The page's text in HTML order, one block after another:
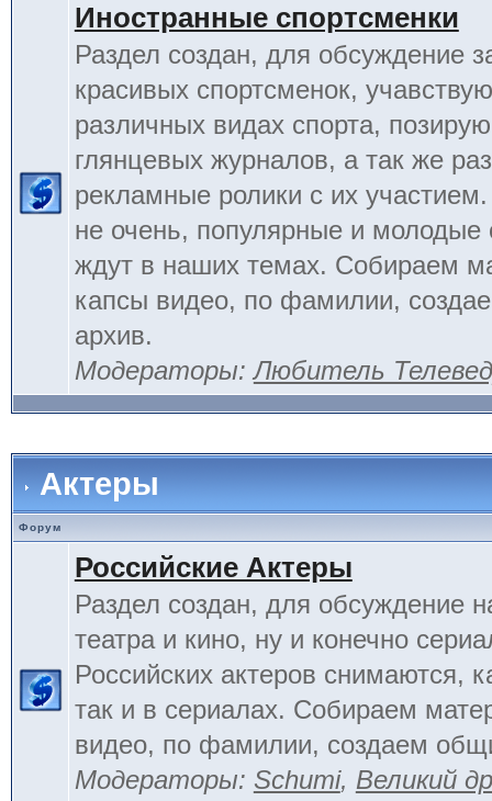
Иностранные спортсменки
Раздел создан, для обсуждение
красивых спортсменок,
различных видах спорта,
глянцевых журналов, а так же
рекламные ролики с их
не очень, популярные и молодые
ждут в наших темах. Собираем
капсы видео, по фамилии,
архив.
Модераторы:Любитель
Актеры
Форум
Российские Актеры
Раздел создан, для обсуждение
театра и кино, ну и конечно
Российских актеров снимаются,
так и в сериалах. Собираем
видео, по фамилии, создаем
Модераторы: Schumi, Великий